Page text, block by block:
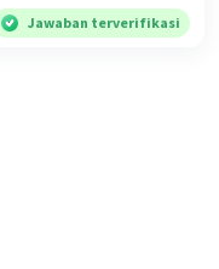
Jawaban terverifikasi